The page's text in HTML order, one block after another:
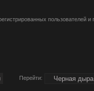
пользователей и
Перейти: